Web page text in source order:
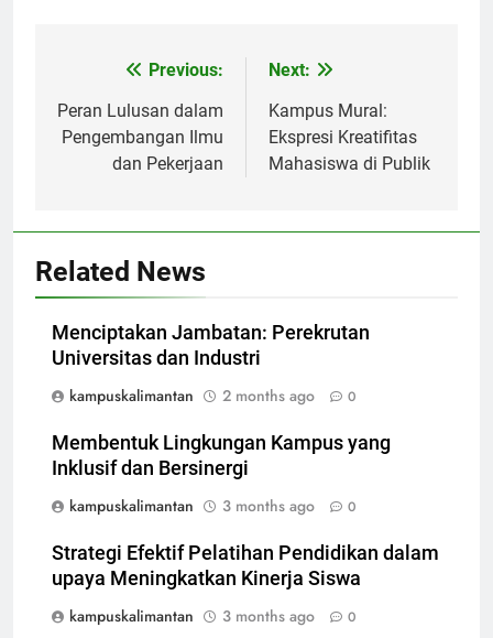
navigation
Previous:
Peran Lulusan dalam
Pengembangan Ilmu
dan Pekerjaan
Next:
Kampus Mural:
Ekspresi Kreatifitas
Mahasiswa di Publik
Related News
Menciptakan Jambatan: Perekrutan
Universitas dan Industri
kampuskalimantan
2 months ago 0
Membentuk Lingkungan Kampus yang
Inklusif dan Bersinergi
kampuskalimantan
3 months ago 0
Strategi Efektif Pelatihan Pendidikan dalam
upaya Meningkatkan Kinerja Siswa
kampuskalimantan
3 months ago 0